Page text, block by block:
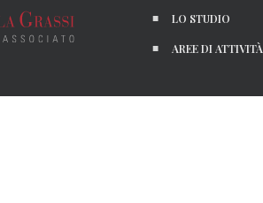
LO STUDIO
AREE DI ATTIVITÀ